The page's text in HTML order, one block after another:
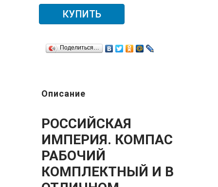
КУПИТЬ
Поделиться…
Описание
РОССИЙСКАЯ
ИМПЕРИЯ. КОМПАС
РАБОЧИЙ
КОМПЛЕКТНЫЙ И В